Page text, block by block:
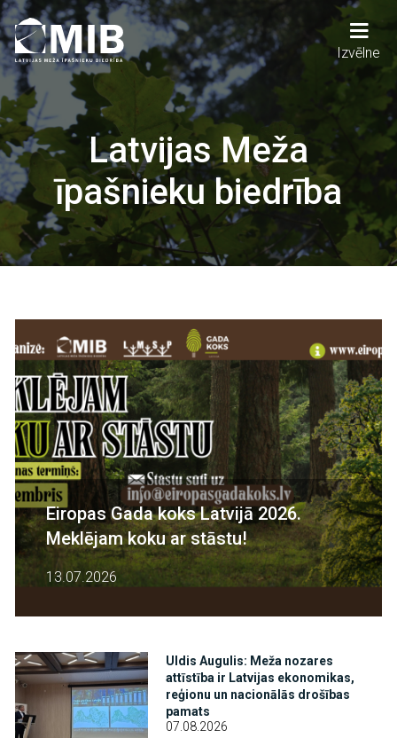
Pārlekt
uz
galveno
saturu
Main
navigation
Izvēlne
Latvijas Meža
īpašnieku biedrība
Eiropas Gada koks Latvijā 2026.
Meklējam koku ar stāstu!
13.07.2026
Attēls
Uldis Augulis: Meža nozares
attīstība ir Latvijas ekonomikas,
reģionu un nacionālās drošības
pamats
07.08.2026